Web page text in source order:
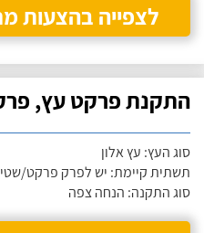
לצפייה בהצעות
התקנת פרקט עץ,
סוג העץ: עץ אלון
תשתית קיימת: יש לפרק פרקט/
סוג התקנה: הנחה צפה